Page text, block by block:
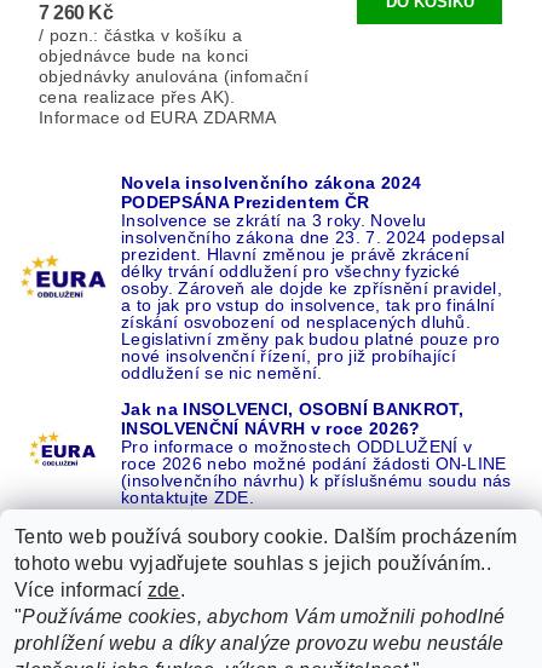
7 260 Kč
/ pozn.: částka v košíku a
objednávce bude na konci
objednávky anulována (infomační
cena realizace přes AK).
Informace od EURA ZDARMA
Novela insolvenčního zákona 2024
PODEPSÁNA Prezidentem ČR
Insolvence se zkrátí na 3 roky. Novelu
insolvenčního zákona dne 23. 7. 2024 podepsal
prezident. Hlavní změnou je právě zkrácení
délky trvání oddlužení pro všechny fyzické
osoby. Zároveň ale dojde ke zpřísnění pravidel,
a to jak pro vstup do insolvence, tak pro finální
získání osvobození od nesplacených dluhů.
Legislativní změny pak budou platné pouze pro
nové insolvenční řízení, pro již probíhající
oddlužení se nic nemění.
Jak na INSOLVENCI, OSOBNÍ BANKROT,
INSOLVENČNÍ NÁVRH v roce 2026?
Pro informace o možnostech ODDLUŽENÍ v
roce 2026 nebo možné podání žádosti ON-LINE
(insolvenčního návrhu) k příslušnému soudu nás
kontaktujte ZDE.
Recenze o NÁS na GOOGLE 16 let REFERENCÍ v celé ČR |
Recenze o NÁS na SEZNAMU |
ŽÁDEJTE život BEZ DLUHŮ nebo EXEKUCÍ ZDE
Tento web používá soubory cookie. Dalším procházením
tohoto webu vyjadřujete souhlas s jejich používáním..
Více informací zde.
"Používáme cookies, abychom Vám umožnili pohodlné
prohlížení webu a díky analýze provozu webu neustále